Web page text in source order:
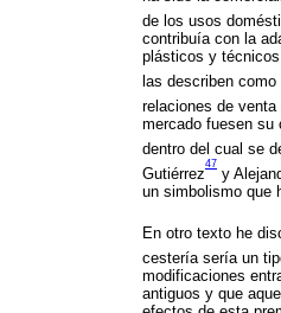
de los usos
contribuía con la
plásticos y
las describen
relaciones de
mercado fuesen su
dentro del cual se
Gutiérrez
47
y
un simbolismo que
En otro texto he
cestería sería un
modificaciones
antiguos y que